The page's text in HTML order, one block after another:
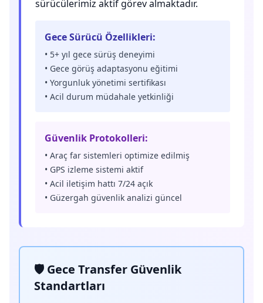
sürücülerimiz aktif görev almaktadır.
Gece Sürücü Özellikleri:
• 5+ yıl gece sürüş deneyimi
• Gece görüş adaptasyonu eğitimi
• Yorgunluk yönetimi sertifikası
• Acil durum müdahale yetkinliği
Güvenlik Protokolleri:
• Araç far sistemleri optimize edilmiş
• GPS izleme sistemi aktif
• Acil iletişim hattı 7/24 açık
• Güzergah güvenlik analizi güncel
🛡️ Gece Transfer Güvenlik
Standartları